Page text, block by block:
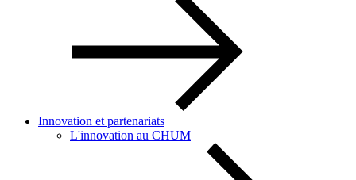
Innovation et partenariats
L'innovation au CHUM